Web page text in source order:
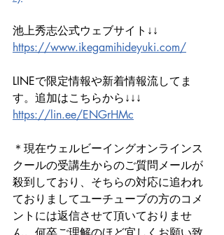
池上秀志公式ウェブサイト↓↓
https://www.ikegamihideyuki.com/
LINEで限定情報や新着情報流してま
す。追加はこちらから↓↓↓
https://lin.ee/ENGrHMc
＊現在ウェルビーイングオンラインス
クールの受講生からのご質問メールが
殺到しており、そちらの対応に追われ
ておりましてユーチューブの方のコメ
ントには返信させて頂いておりませ